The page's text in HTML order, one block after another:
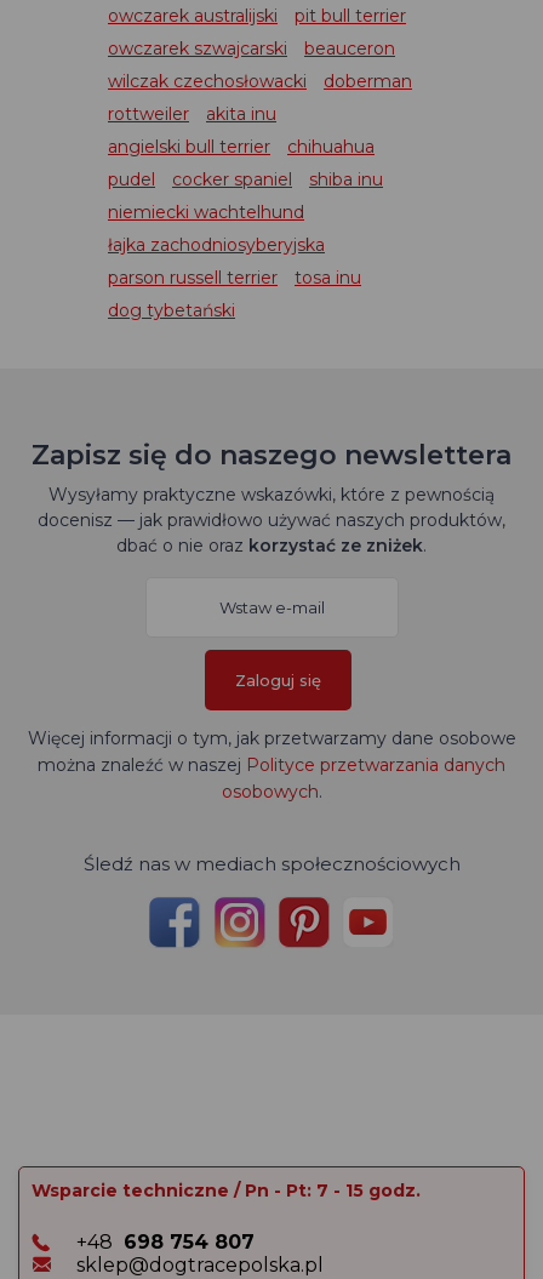
owczarek australijski
pit bull terrier
owczarek szwajcarski
beauceron
wilczak czechosłowacki
doberman
rottweiler
akita inu
angielski bull terrier
chihuahua
pudel
cocker spaniel
shiba inu
niemiecki wachtelhund
łajka zachodniosyberyjska
parson russell terrier
tosa inu
dog tybetański
Zapisz się do naszego newslettera
Wysyłamy praktyczne wskazówki, które z pewnością
docenisz — jak prawidłowo używać naszych produktów,
dbać o nie oraz korzystać ze zniżek.
Zaloguj się
Więcej informacji o tym, jak przetwarzamy dane osobowe
można znaleźć w naszej Polityce przetwarzania danych
osobowych.
Śledź nas w mediach społecznościowych
Wsparcie techniczne / Pn - Pt: 7 - 15 godz.
+48 698 754 807
sklep@dogtracepolska.pl